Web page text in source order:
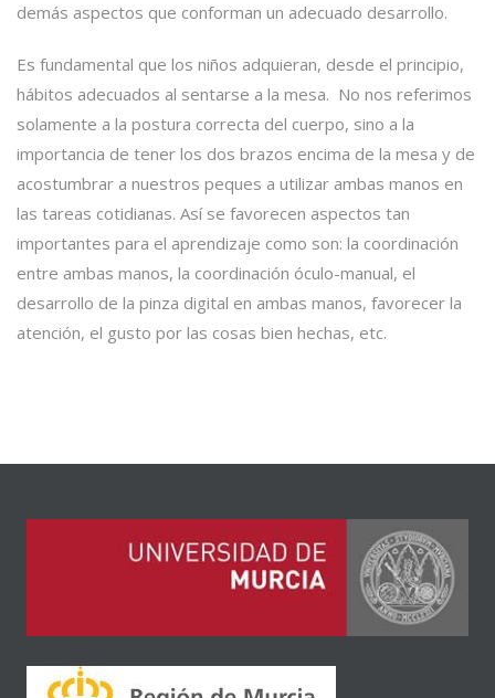
demás aspectos que conforman un adecuado desarrollo.
Es fundamental que los niños adquieran, desde el principio,
hábitos adecuados al sentarse a la mesa. No nos referimos
solamente a la postura correcta del cuerpo, sino a la
importancia de tener los dos brazos encima de la mesa y de
acostumbrar a nuestros peques a utilizar ambas manos en
las tareas cotidianas. Así se favorecen aspectos tan
importantes para el aprendizaje como son: la coordinación
entre ambas manos, la coordinación óculo-manual, el
desarrollo de la pinza digital en ambas manos, favorecer la
atención, el gusto por las cosas bien hechas, etc.